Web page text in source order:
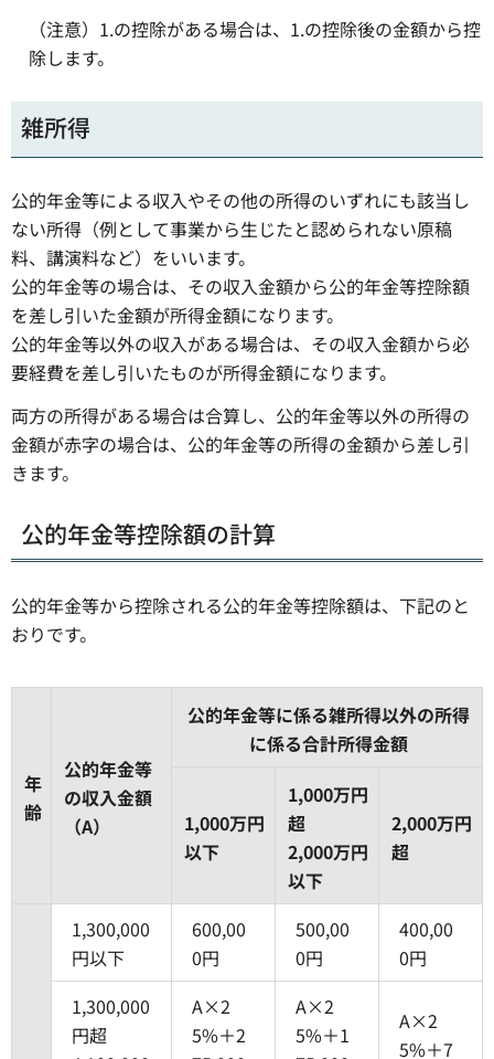
（注意）1.の控除がある場合は、1.の控除後の金額から控
除します。
雑所得
公的年金等による収入やその他の所得のいずれにも該当し
ない所得（例として事業から生じたと認められない原稿
料、講演料など）をいいます。
公的年金等の場合は、その収入金額から公的年金等控除額
を差し引いた金額が所得金額になります。
公的年金等以外の収入がある場合は、その収入金額から必
要経費を差し引いたものが所得金額になります。
両方の所得がある場合は合算し、公的年金等以外の所得の
金額が赤字の場合は、公的年金等の所得の金額から差し引
きます。
公的年金等控除額の計算
公的年金等から控除される公的年金等控除額は、下記のと
おりです。
年
齢
公的年金等
の収入金額
（A）
公的年金等に係る雑所得以外の所得
に係る合計所得金額
1,000万円
以下
1,000万円
超
2,000万円
以下
2,000万円
超
1,300,000
円以下
600,00
0円
500,00
0円
400,00
0円
1,300,000
円超
A×2
5%＋2
A×2
5%＋1
A×2
5%＋7